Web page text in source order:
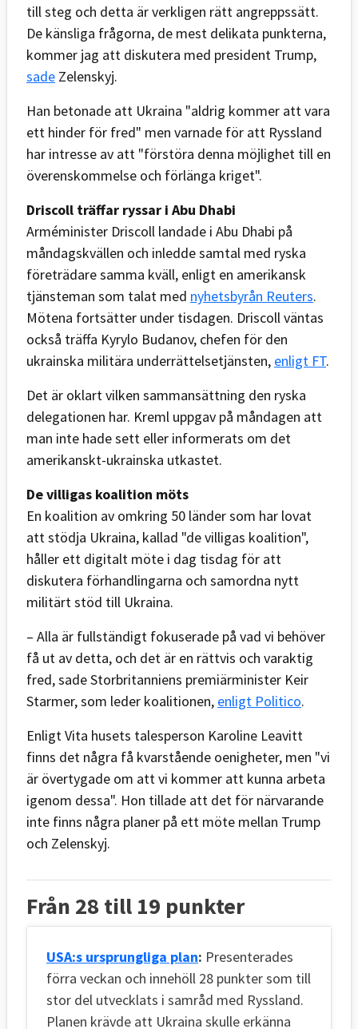
till steg och detta är verkligen rätt angreppssätt.
De känsliga frågorna, de mest delikata punkterna,
kommer jag att diskutera med president Trump,
sade Zelenskyj.
Han betonade att Ukraina "aldrig kommer att vara
ett hinder för fred" men varnade för att Ryssland
har intresse av att "förstöra denna möjlighet till en
överenskommelse och förlänga kriget".
Driscoll träffar ryssar i Abu Dhabi
Arméminister Driscoll landade i Abu Dhabi på
måndagskvällen och inledde samtal med ryska
företrädare samma kväll, enligt en amerikansk
tjänsteman som talat med nyhetsbyrån Reuters.
Mötena fortsätter under tisdagen. Driscoll väntas
också träffa Kyrylo Budanov, chefen för den
ukrainska militära underrättelsetjänsten, enligt FT.
Det är oklart vilken sammansättning den ryska
delegationen har. Kreml uppgav på måndagen att
man inte hade sett eller informerats om det
amerikanskt-ukrainska utkastet.
De villigas koalition möts
En koalition av omkring 50 länder som har lovat
att stödja Ukraina, kallad "de villigas koalition",
håller ett digitalt möte i dag tisdag för att
diskutera förhandlingarna och samordna nytt
militärt stöd till Ukraina.
– Alla är fullständigt fokuserade på vad vi behöver
få ut av detta, och det är en rättvis och varaktig
fred, sade Storbritanniens premiärminister Keir
Starmer, som leder koalitionen, enligt Politico.
Enligt Vita husets talesperson Karoline Leavitt
finns det några få kvarstående oenigheter, men "vi
är övertygade om att vi kommer att kunna arbeta
igenom dessa". Hon tillade att det för närvarande
inte finns några planer på ett möte mellan Trump
och Zelenskyj.
Från 28 till 19 punkter
USA:s ursprungliga plan: Presenterades
förra veckan och innehöll 28 punkter som till
stor del utvecklats i samråd med Ryssland.
Planen krävde att Ukraina skulle erkänna